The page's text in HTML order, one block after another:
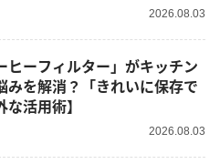
2026.08.03
ヒーフィルター」がキッチン
みを解消？「きれいに保存で
活用術】
2026.08.03